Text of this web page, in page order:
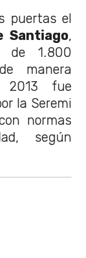
puertas el
Santiago,
de 1.800
manera
2013 fue
la Seremi
normas
según